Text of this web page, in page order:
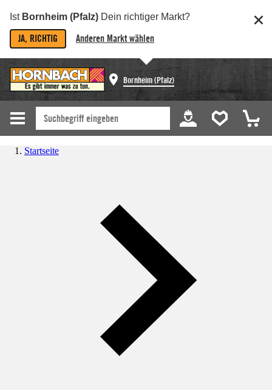
Ist Bornheim (Pfalz) Dein richtiger Markt?
JA, RICHTIG Anderen Markt wählen
Bornheim (Pfalz)
Startseite